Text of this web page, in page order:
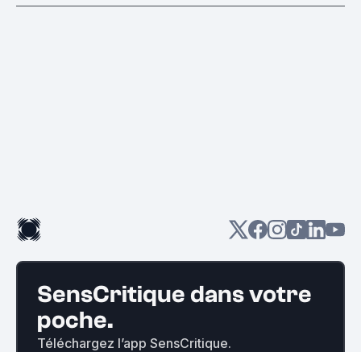
SensCritique dans votre
poche.
Téléchargez l’app SensCritique.